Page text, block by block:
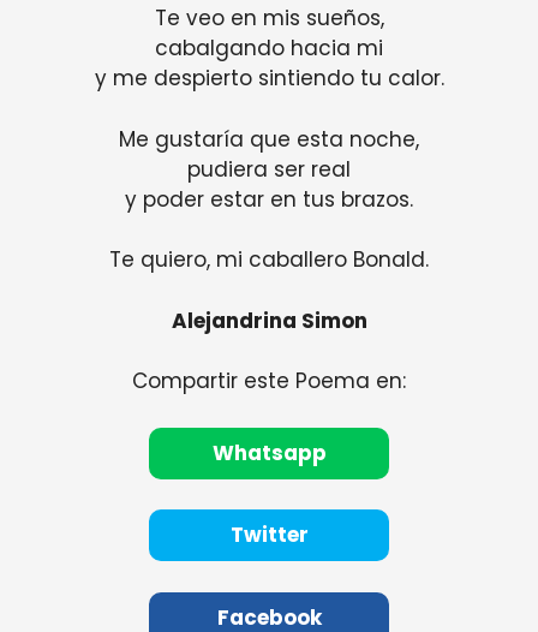
Te veo en mis sueños,
cabalgando hacia mi
y me despierto sintiendo tu calor.
Me gustaría que esta noche,
pudiera ser real
y poder estar en tus brazos.
Te quiero, mi caballero Bonald.
Alejandrina Simon
Compartir este Poema en:
Whatsapp
Twitter
Facebook